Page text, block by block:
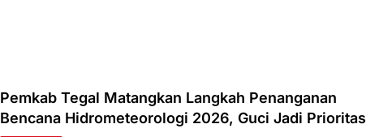
Pemkab Tegal Matangkan Langkah Penanganan
Bencana Hidrometeorologi 2026, Guci Jadi Prioritas